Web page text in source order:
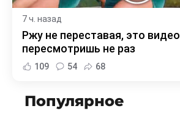
7 ч. назад
Ржу не переставая, это видео
пересмотришь не раз
109 54 68
Популярное